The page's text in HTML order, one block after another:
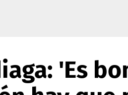
'Es